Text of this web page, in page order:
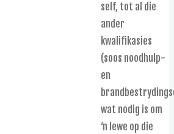
self, tot al die
ander
kwalifikasies
(soos noodhulp-
en
wat nodig is om
‘n lewe op die